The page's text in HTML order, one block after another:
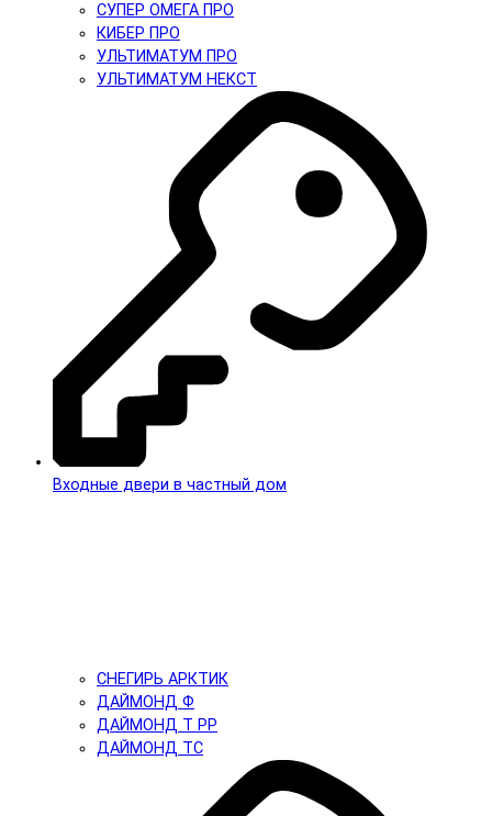
СУПЕР ОМЕГА ПРО
КИБЕР ПРО
УЛЬТИМАТУМ ПРО
УЛЬТИМАТУМ НЕКСТ
Входные двери в частный дом
СНЕГИРЬ АРКТИК
ДАЙМОНД Ф
ДАЙМОНД Т PP
ДАЙМОНД ТС